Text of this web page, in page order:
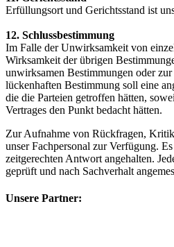
Erfüllungsort und Gerichtsstand ist
12. Schlussbestimmung
Im Falle der Unwirksamkeit von
Wirksamkeit der übrigen
unwirksamen Bestimmungen oder
lückenhaften Bestimmung soll eine
die die Parteien getroffen hätten,
Vertrages den Punkt bedacht hätten.
Zur Aufnahme von Rückfragen,
unser Fachpersonal zur Verfügung.
zeitgerechten Antwort angehalten.
geprüft und nach Sachverhalt
Unsere Partner: